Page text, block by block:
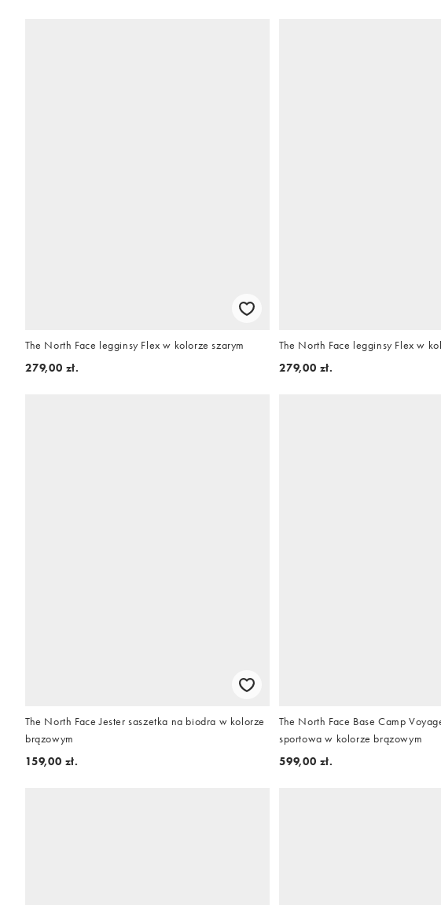
The North Face legginsy Flex w kolorze szarym
279,00 zł.
The North Face legginsy Flex w
279,00 zł.
The North Face Jester saszetka na biodra w kolorze
brązowym
159,00 zł.
The North Face Base Camp
sportowa w kolorze brązowym
599,00 zł.